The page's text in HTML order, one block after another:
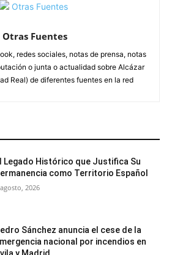
Otras Fuentes
redes sociales, notas de prensa, notas
o junta o actualidad sobre Alcázar
Real) de diferentes fuentes en la red
Legado Histórico que Justifica Su
como Territorio Español
2026
Sánchez anuncia el cese de la
nacional por incendios en
y Madrid